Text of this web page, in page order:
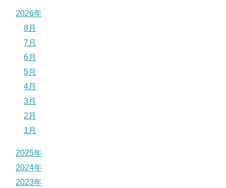
2026年
8月
7月
6月
5月
4月
3月
2月
1月
2025年
2024年
2023年